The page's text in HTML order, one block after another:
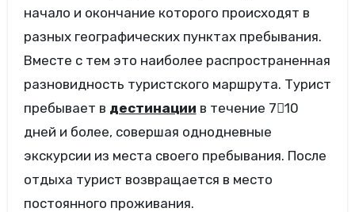
начало и окончание которого происходят в
разных географических пунктах пребывания.
Вместе с тем это наиболее распространенная
разновидность туристского маршрута. Турист
пребывает в дестинации в течение 710
дней и более, совершая однодневные
экскурсии из места своего пребывания. После
отдыха турист возвращается в место
постоянного проживания.